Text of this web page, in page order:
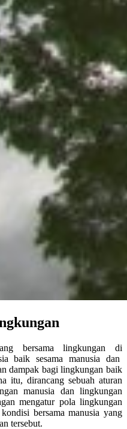
bersama lingkungan di
baik sesama manusia dan
dampak bagi lingkungan baik
itu, dirancang sebuah aturan
manusia dan lingkungan
mengatur pola lingkungan
bersama manusia yang
tersebut.